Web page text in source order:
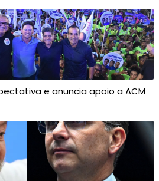
e anuncia apoio a ACM